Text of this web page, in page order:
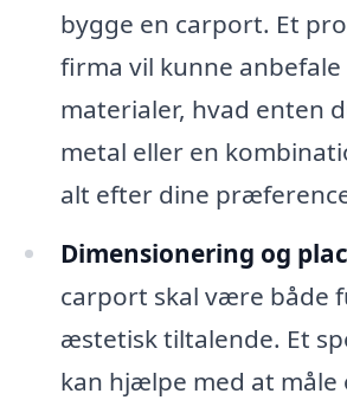
bygge en carport. Et
firma vil kunne
materialer, hvad enten
metal eller en
alt efter dine
Dimensionering og
carport skal være både
æstetisk tiltalende. Et
kan hjælpe med at måle